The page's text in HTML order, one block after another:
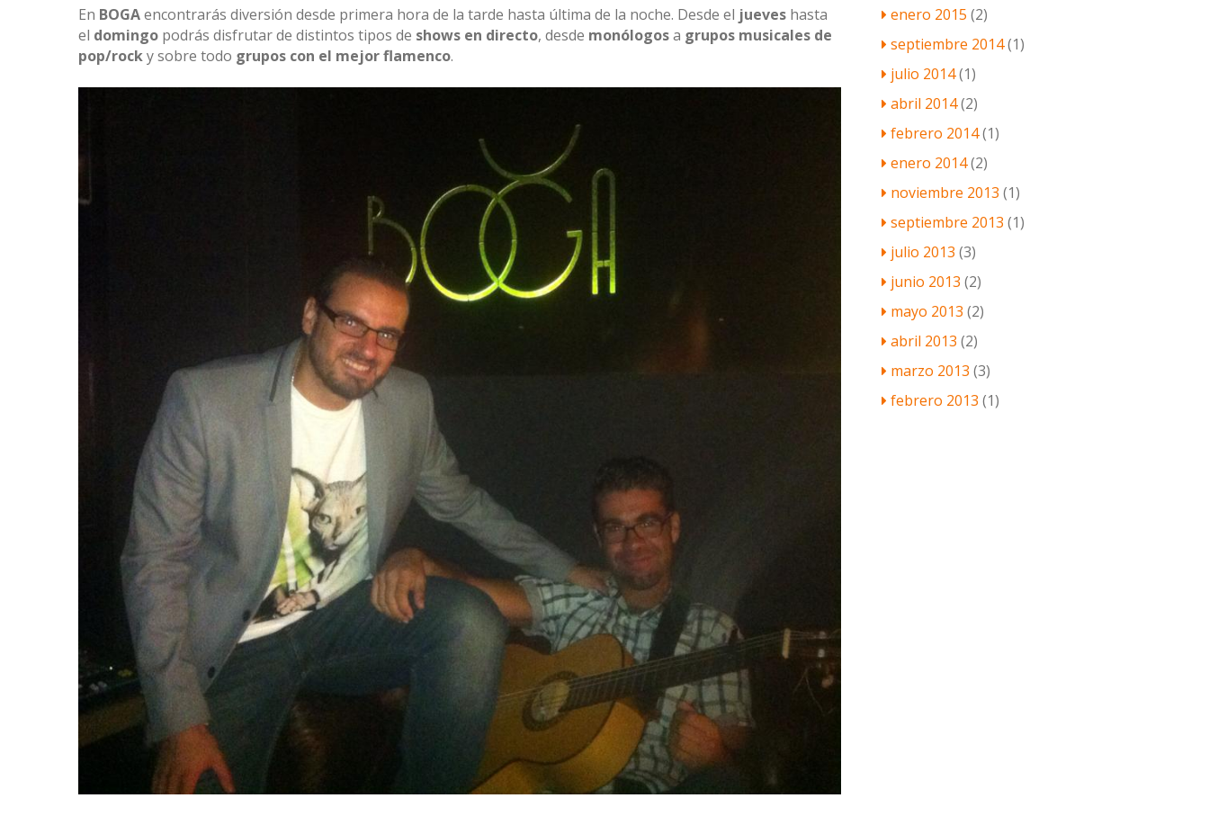
En BOGAencontrarás diversión desde primera hora de la tarde hasta última de la noche. Desde el jueves hasta
el domingo podrás disfrutar de distintos tipos de shows en directo, desde monólogosa grupos musicales de
pop/rocky sobre todo grupos con el mejor flamenco.
enero 2015 (2)
septiembre 2014(1)
julio 2014(1)
abril 2014(2)
febrero 2014(1)
enero 2014(2)
noviembre 2013 (1)
septiembre 2013 (1)
julio 2013 (3)
junio 2013 (2)
mayo 2013 (2)
abril 2013 (2)
marzo 2013 (3)
febrero 2013 (1)